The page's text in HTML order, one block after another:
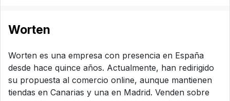
Worten
Worten es una empresa con presencia en España
desde hace quince años. Actualmente, han redirigido
su propuesta al comercio online, aunque mantienen
tiendas en Canarias y una en Madrid. Venden sobre